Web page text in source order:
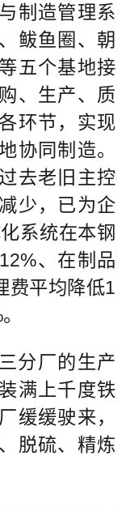
制造管理系
鲅鱼圈、朝
五个基地接
、生产、质
环节，实现
协同制造。
去老旧主控
少，已为企
系统在本钢
、在制品
费平均降低1
分厂的生产
满上千度铁
缓缓驶来，
脱硫、精炼